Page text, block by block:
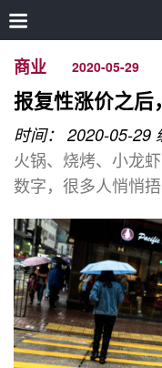
商业 2020-05-29
报复性涨价之后
时间： 2020-05-29
火锅、烧烤、小龙
数字，很多人悄悄